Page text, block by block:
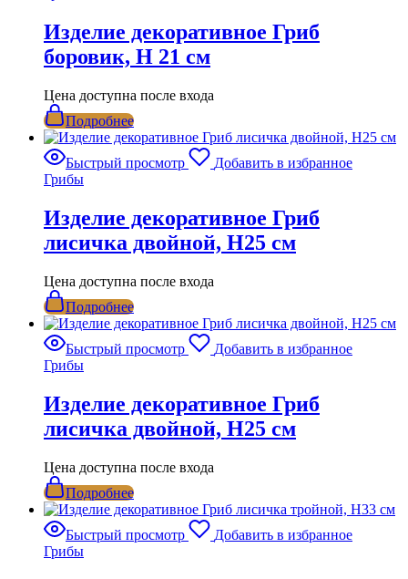
Изделие декоративное Гриб
боровик, H 21 см
Цена доступна после входа
Подробнее
Быстрый просмотр
Добавить в избранное
Грибы
Изделие декоративное Гриб
лисичка двойной, Н25 см
Цена доступна после входа
Подробнее
Быстрый просмотр
Добавить в избранное
Грибы
Изделие декоративное Гриб
лисичка двойной, Н25 см
Цена доступна после входа
Подробнее
Быстрый просмотр
Добавить в избранное
Грибы